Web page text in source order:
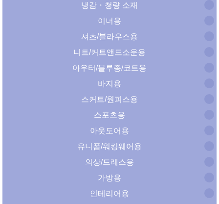
냉감・청량 소재
이너용
셔츠/블라우스용
니트/커트앤드소운용
아우터/블루종/코트용
바지용
스커트/원피스용
스포츠용
아웃도어용
유니폼/워킹웨어용
의상/드레스용
가방용
인테리어용